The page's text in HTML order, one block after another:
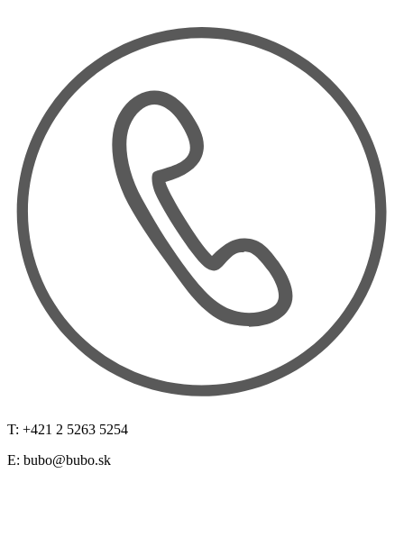
T: +421 2 5263 5254
E: bubo@bubo.sk